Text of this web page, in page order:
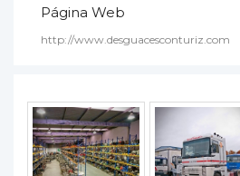
Página Web
http://www.desguacesconturiz.com